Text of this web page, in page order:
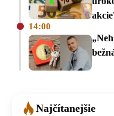
14:00
Najčítanejšie